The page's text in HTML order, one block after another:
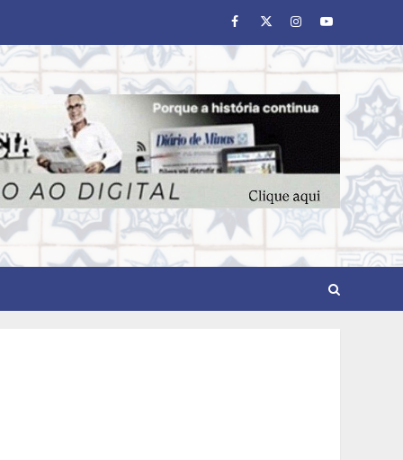
Facebook
TwitterInstagram
Youtube